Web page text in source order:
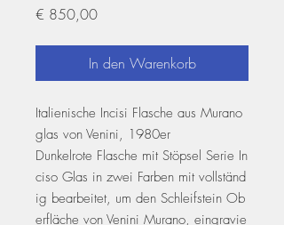
€ 850,00Preis
In den Warenkorb
Italienische Incisi Flasche aus Murano
glas von Venini, 1980er
Dunkelrote Flasche mit Stöpsel Serie In
ciso Glas in zwei Farben mit vollständ
ig bearbeitet, um den Schleifstein Ob
erfläche von Venini Murano, eingravie